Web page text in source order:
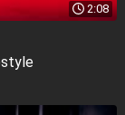
2:08